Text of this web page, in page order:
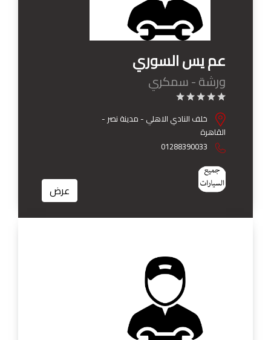
عم يس السوري
ورشة - سمكري
خلف النادي الاهلي - مدينة نصر -
القاهرة
01288390033
عرض